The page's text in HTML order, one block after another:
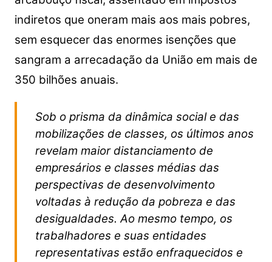
indiretos que oneram mais aos mais pobres,
sem esquecer das enormes isenções que
sangram a arrecadação da União em mais de
350 bilhões anuais.
Sob o prisma da dinâmica social e das
mobilizações de classes, os últimos anos
revelam maior distanciamento de
empresários e classes médias das
perspectivas de desenvolvimento
voltadas à redução da pobreza e das
desigualdades. Ao mesmo tempo, os
trabalhadores e suas entidades
representativas estão enfraquecidos e